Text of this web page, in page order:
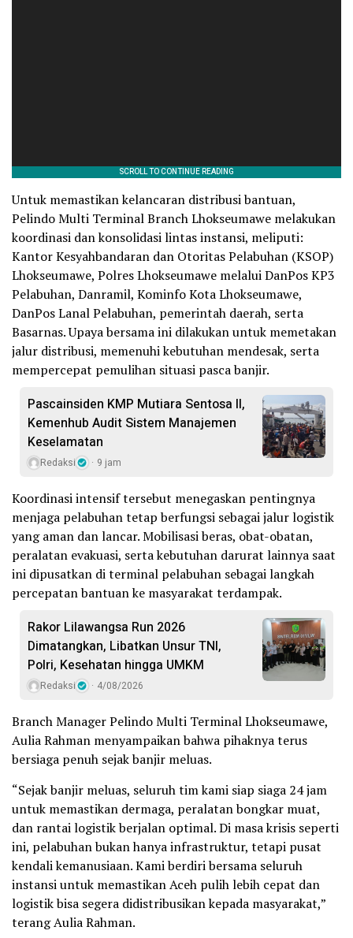
Untuk memastikan kelancaran distribusi bantuan,
Pelindo Multi Terminal Branch Lhokseumawe melakukan
koordinasi dan konsolidasi lintas instansi, meliputi:
Kantor Kesyahbandaran dan Otoritas Pelabuhan (KSOP)
Lhokseumawe, Polres Lhokseumawe melalui DanPos KP3
Pelabuhan, Danramil, Kominfo Kota Lhokseumawe,
DanPos Lanal Pelabuhan, pemerintah daerah, serta
Basarnas. Upaya bersama ini dilakukan untuk memetakan
jalur distribusi, memenuhi kebutuhan mendesak, serta
mempercepat pemulihan situasi pasca banjir.
Pascainsiden KMP Mutiara Sentosa II,
Kemenhub Audit Sistem Manajemen
Keselamatan
Redaksi 9 jam
Koordinasi intensif tersebut menegaskan pentingnya
menjaga pelabuhan tetap berfungsi sebagai jalur logistik
yang aman dan lancar. Mobilisasi beras, obat-obatan,
peralatan evakuasi, serta kebutuhan darurat lainnya saat
ini dipusatkan di terminal pelabuhan sebagai langkah
percepatan bantuan ke masyarakat terdampak.
Rakor Lilawangsa Run 2026
Dimatangkan, Libatkan Unsur TNI,
Polri, Kesehatan hingga UMKM
Redaksi 4/08/2026
Branch Manager Pelindo Multi Terminal Lhokseumawe,
Aulia Rahman menyampaikan bahwa pihaknya terus
bersiaga penuh sejak banjir meluas.
“Sejak banjir meluas, seluruh tim kami siap siaga 24 jam
untuk memastikan dermaga, peralatan bongkar muat,
dan rantai logistik berjalan optimal. Di masa krisis seperti
ini, pelabuhan bukan hanya infrastruktur, tetapi pusat
kendali kemanusiaan. Kami berdiri bersama seluruh
instansi untuk memastikan Aceh pulih lebih cepat dan
logistik bisa segera didistribusikan kepada masyarakat,”
terang Aulia Rahman.